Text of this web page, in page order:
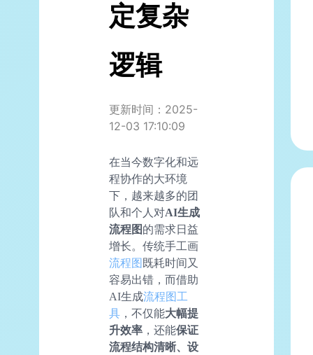
定复杂
逻辑
更新时间：2025-
12-03 17:10:09
在当今数字化和远
程协作的大环境
下，越来越多的团
队和个人对AI生成
流程图的需求日益
增长。传统手工画
流程图 既耗时间又
容易出错，而借助
AI生成流程图工
具 ，不仅能大幅提
升效率 ，还能保证
流程结构清晰、设